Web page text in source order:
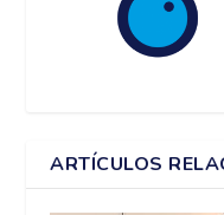
ARTÍCULOS